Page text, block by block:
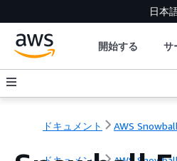
日本
開始する サ
ドキュメント AWS